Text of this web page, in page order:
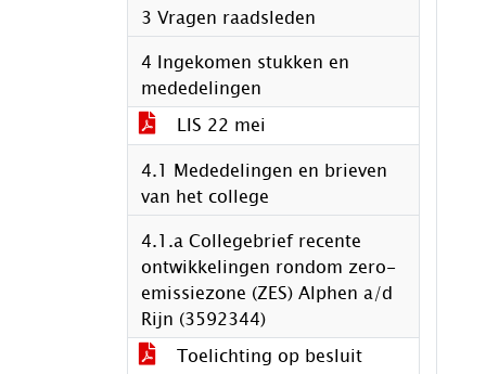
3 Vragen raadsleden
4 Ingekomen stukken en
mededelingen
LIS 22 mei
4.1 Mededelingen en brieven
van het college
4.1.a Collegebrief recente
ontwikkelingen rondom zero-
emissiezone (ZES) Alphen a/d
Rijn (3592344)
Toelichting op besluit